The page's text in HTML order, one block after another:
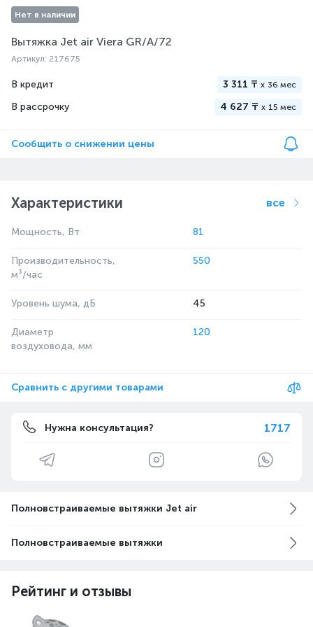
Нет в наличии
Вытяжка Jet air Viera GR/A/72
Артикул: 217675
В кредит 3 311 ₸ x 36 мес
В рассрочку 4 627 ₸ x 15 мес
Сообщить о снижении цены
Характеристики все
Мощность, Вт 81
Производительность,
м³/час
550
Уровень шума, дБ 45
Диаметр
воздуховода, мм
120
Сравнить с другими товарами
Нужна консультация? 1717
Полновстраиваемые вытяжки Jet air
Полновстраиваемые вытяжки
Рейтинг и отзывы